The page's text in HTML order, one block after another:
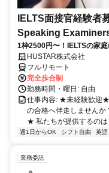
IELTS面接官経験
Speaking
1枠2500円〜！IELTSの家庭
HUSTAR株式会社
フルリモート
完全歩合制
勤務時間・曜日: 自由
仕事内容: ★未経験歓迎★
の合格へ伴走しません
★ 私たちが提供するのは
週1日からOK シフト自由 英語
業務委託